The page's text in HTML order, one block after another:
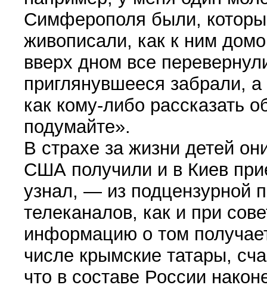
Симферополя были,
живописали, как к ним
вверх дном все
приглянувшееся забрали,
как кому-либо рассказать
подумайте».
В страхе за жизни детей
США получили и в Киев
узнал, — из подцензурной
телеканалов, как и при
информацию о том
числе крымские татары,
что в составе России